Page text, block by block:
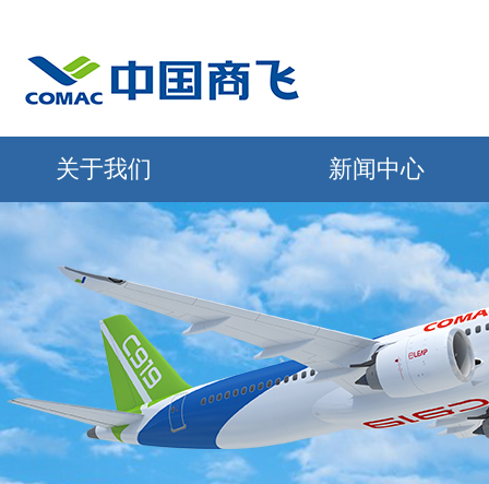
关于我们 新闻中心